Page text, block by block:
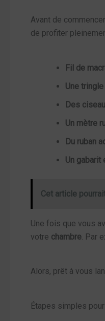
Avant de
de profiter
Fil de
Une
Des
Un mètre
Du ruban
Un gabarit
Cet article
Une fois que vous
votre chambre . Par
Alors, prêt à vous
Étapes simples